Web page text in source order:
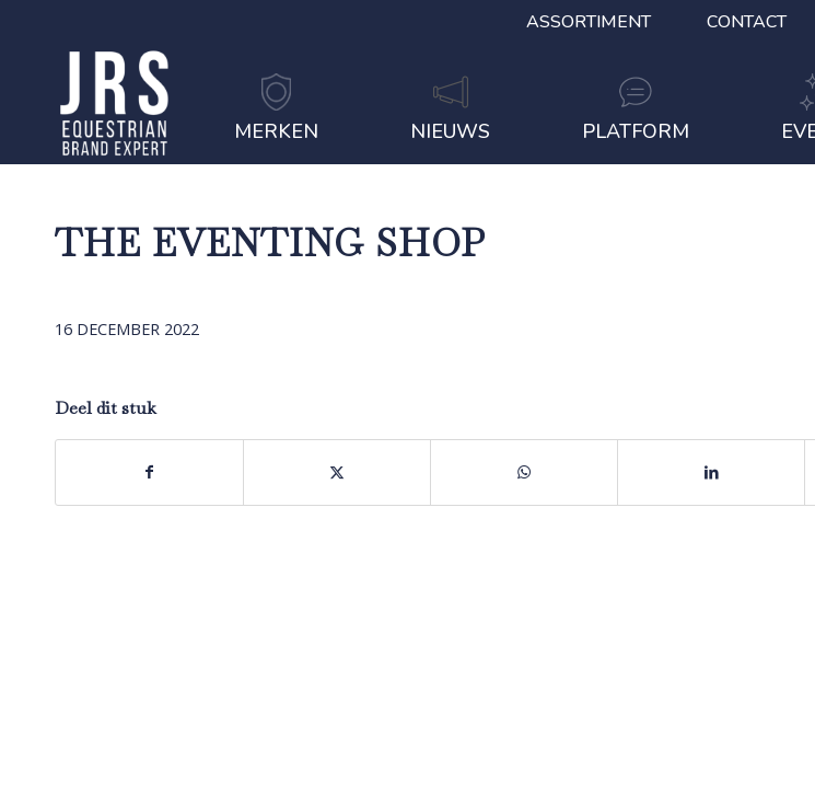
ASSORTIMENT CONTACT
MERKEN NIEUWS PLATFORM
THE EVENTING SHOP
16 DECEMBER 2022
Deel dit stuk